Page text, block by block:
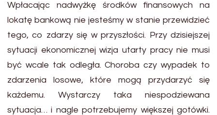
Wpłacając nadwyżkę środków finansowych na
lokatę bankową nie jesteśmy w stanie przewidzieć
tego, co zdarzy się w przyszłości. Przy dzisiejszej
sytuacji ekonomicznej wizja utarty pracy nie musi
być wcale tak odległa. Choroba czy wypadek to
zdarzenia losowe, które mogą przydarzyć się
każdemu. Wystarczy taka niespodziewana
sytuacja… i nagle potrzebujemy większej gotówki.